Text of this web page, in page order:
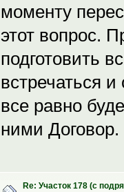
моменту
этот вопрос.
подготовить
встречаться
все равно
ними Договор.
Re: Участок 178 (с